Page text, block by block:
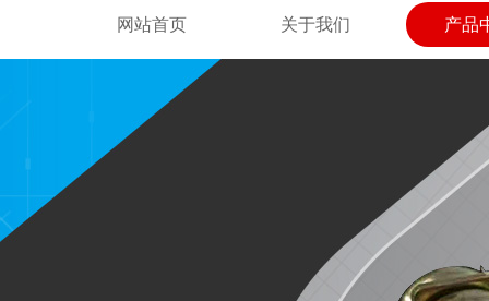
网站首页 关于我们 产品